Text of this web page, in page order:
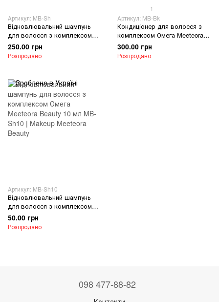
Артикул: MB-Sh
Відновлювальний шампунь
для волосся з комплексом
Омега Meeteora Beauty 300 мл
250.00 грн
Розпродано
1
Артикул: MB-Bk
Кондиціонер для волосся з
комплексом Омега Meeteora
Beauty 300 мл
300.00 грн
Розпродано
Артикул: MB-Sh10
Відновлювальний шампунь
для волосся з комплексом
Омега Meeteora Beauty 10 мл
50.00 грн
Розпродано
098 477-88-82